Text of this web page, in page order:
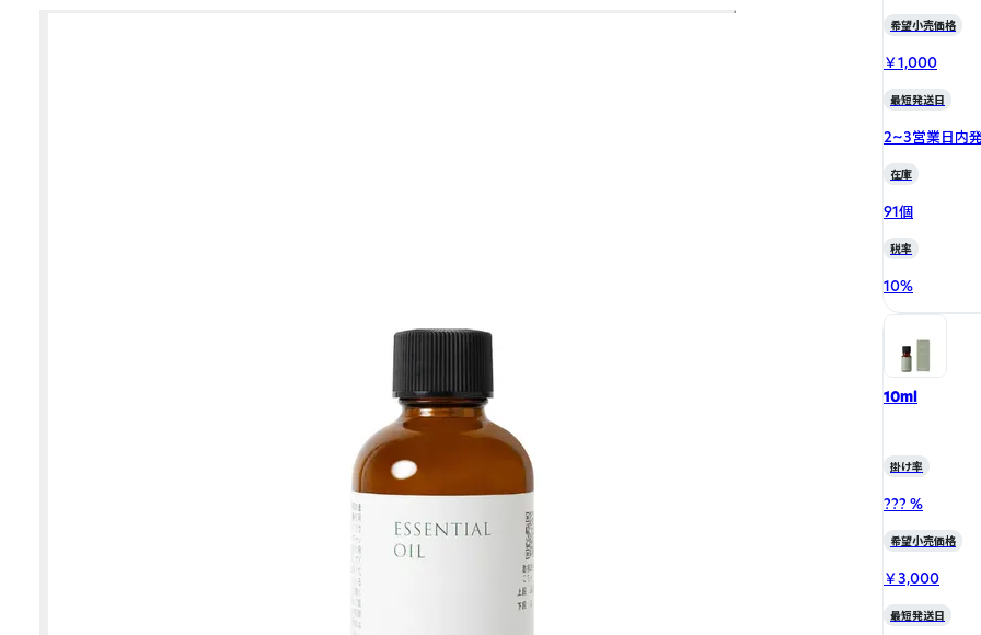
希望小売価格
￥1,000
最短発送日
2~3営業日内
在庫
91個
税率
10%
10ml
掛け率
??? %
希望小売価格
￥3,000
最短発送日